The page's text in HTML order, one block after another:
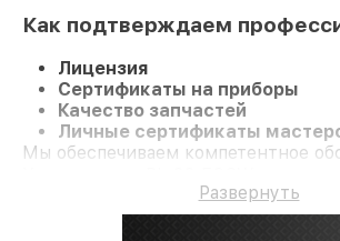
Как подтверждаем
Лицензия
Сертификаты на приборы
Качество запчастей
Личные сертификаты
Мы обеспечиваем компетентное
Развернуть